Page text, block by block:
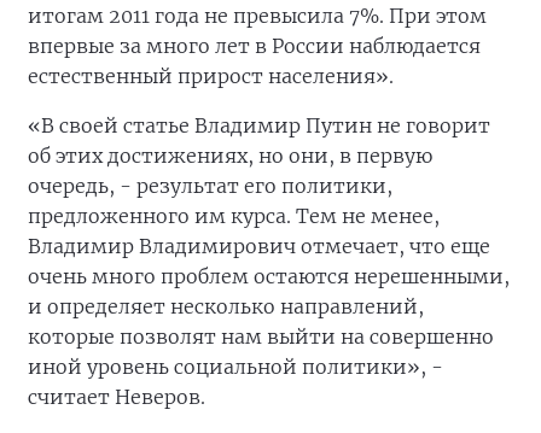
итогам 2011 года не превысила 7%. При этом
впервые за много лет в России наблюдается
естественный прирост населения».
«В своей статье Владимир Путин не говорит
об этих достижениях, но они, в первую
очередь, - результат его политики,
предложенного им курса. Тем не менее,
Владимир Владимирович отмечает, что еще
очень много проблем остаются нерешенными,
и определяет несколько направлений,
которые позволят нам выйти на совершенно
иной уровень социальной политики», -
считает Неверов.